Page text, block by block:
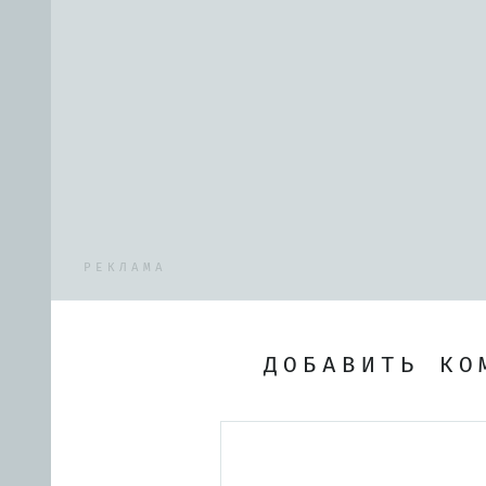
РЕКЛАМА
ДОБАВИТЬ